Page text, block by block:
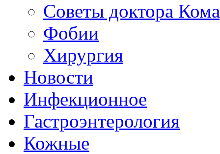
Советы доктора
Фобии
Хирургия
Новости
Инфекционное
Гастроэнтерология
Кожные